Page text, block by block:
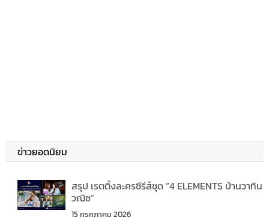
ข่าวยอดนิยม
สรุป เรตติ้งละครซีรีส์ชุด “4 ELEMENTS บ้านวาทิน
วณิช”
15 กรกฎาคม 2026